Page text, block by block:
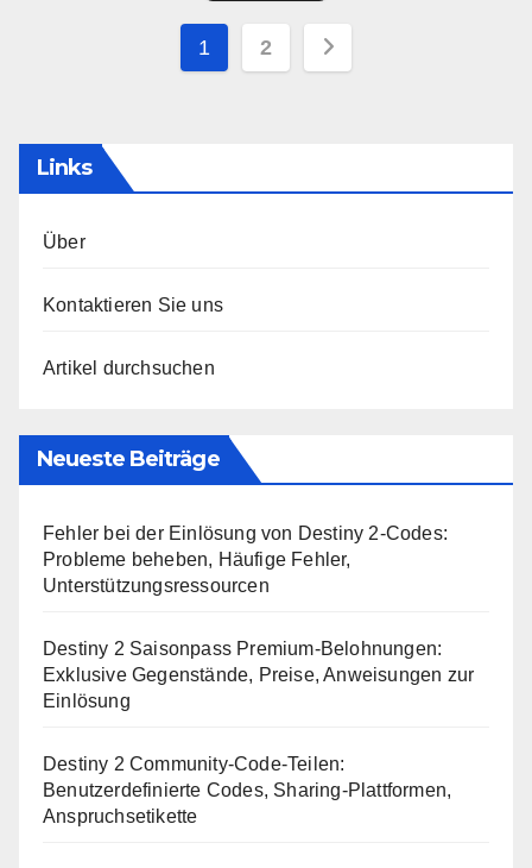
Posts
1 2
Links
Über
Kontaktieren Sie uns
Artikel durchsuchen
Neueste Beiträge
Fehler bei der Einlösung von Destiny 2-Codes:
Probleme beheben, Häufige Fehler,
Unterstützungsressourcen
Destiny 2 Saisonpass Premium-Belohnungen:
Exklusive Gegenstände, Preise, Anweisungen zur
Einlösung
Destiny 2 Community-Code-Teilen:
Benutzerdefinierte Codes, Sharing-Plattformen,
Anspruchsetikette